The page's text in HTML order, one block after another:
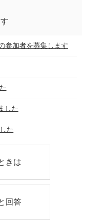
参加者を募集します
した
た
きは
回答